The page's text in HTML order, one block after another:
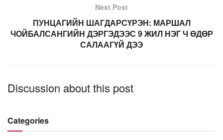
Next Post
ПУНЦАГИЙН ШАГДАРСҮРЭН: МАРШАЛ
ЧОЙБАЛСАНГИЙН ДЭРГЭДЭЭС 9 ЖИЛ НЭГ Ч ӨДӨР
САЛААГҮЙ ДЭЭ
Discussion about this post
Categories